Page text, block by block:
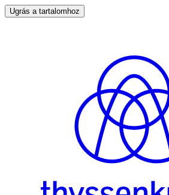
Ugrás a tartalomhoz